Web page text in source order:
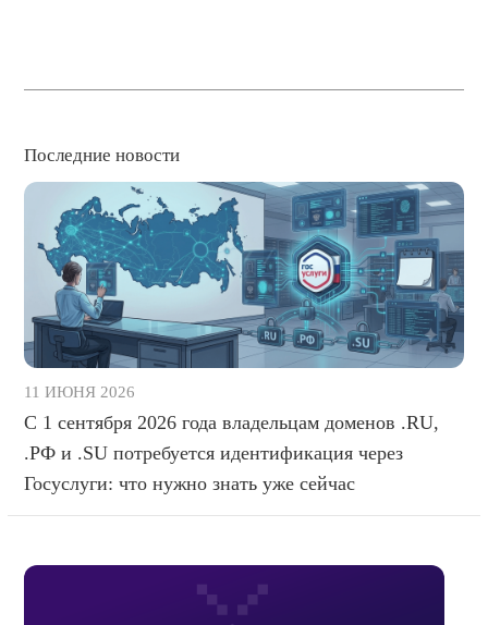
Последние новости
11 ИЮНЯ 2026
С 1 сентября 2026 года владельцам доменов .RU,
.РФ и .SU потребуется идентификация через
Госуслуги: что нужно знать уже сейчас